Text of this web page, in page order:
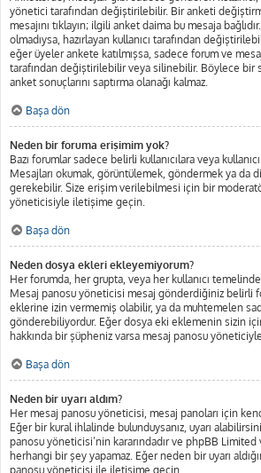
yönetici tarafından değiştirilebilir. Bir anketi
mesajını tıklayın; ilgili anket daima bu mesaja
olmadıysa, hazırlayan kullanıcı tarafından
eğer üyeler ankete katılmışsa, sadece forum ve
tarafından değiştirilebilir veya silinebilir. Böylece bir
anket sonuçlarını saptırma olanağı kalmaz.
Başa dön
Neden bir foruma erişimim yok?
Bazı forumlar sadece belirli kullanıcılara veya
Mesajları okumak, görüntülemek, göndermek ya da
gerekebilir. Size erişim verilebilmesi için bir
yöneticisiyle iletişime geçin.
Başa dön
Neden dosya ekleri ekleyemiyorum?
Her forumda, her grupta, veya her kullanıcı
Mesaj panosu yöneticisi mesaj gönderdiğiniz belirli
eklerine izin vermemiş olabilir, ya da muhtemelen
gönderebiliyordur. Eğer dosya eki eklemenin sizin
hakkında bir şüpheniz varsa mesaj panosu
Başa dön
Neden bir uyarı aldım?
Her mesaj panosu yöneticisi, mesaj panoları için
Eğer bir kural ihlalinde bulunduysanız, uyarı
panosu yöneticisi’nin kararındadır ve phpBB
herhangi bir şey yapamaz. Eğer neden bir uyarı
panosu yöneticisi ile iletişime geçin.